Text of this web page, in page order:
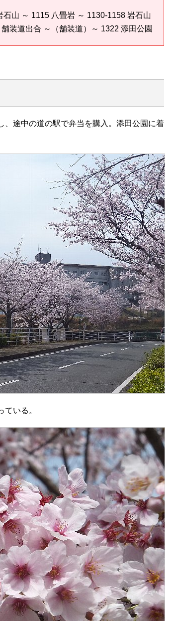
山 ～ 1115 八畳岩 ～ 1130-1158 岩石山
装道出合 ～（舗装道）～ 1322 添田公園
途中の道の駅で弁当を購入。添田公園に着
いる。